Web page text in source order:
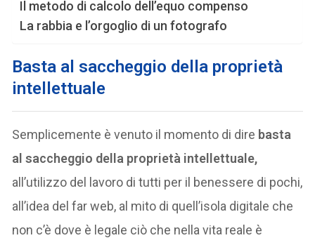
Il metodo di calcolo dell’equo compenso
La rabbia e l’orgoglio di un fotografo
Basta al saccheggio della proprietà
intellettuale
Semplicemente è venuto il momento di dire basta
al saccheggio della proprietà intellettuale,
all’utilizzo del lavoro di tutti per il benessere di pochi,
all’idea del far web, al mito di quell’isola digitale che
non c’è dove è legale ciò che nella vita reale è